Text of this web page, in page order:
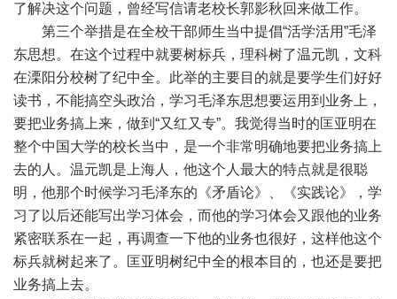
了解决这个问题，曾经写信请老校长郭影秋回来做工作。
第三个举措是在全校干部师生当中提倡“活学活用”毛泽
东思想。在这个过程中就要树标兵，理科树了温元凯，文科
在溧阳分校树了纪中全。此举的主要目的就是要学生们好好
读书，不能搞空头政治，学习毛泽东思想要运用到业务上，
要把业务搞上来，做到“又红又专”。我觉得当时的匡亚明在
整个中国大学的校长当中，是一个非常明确地要把业务搞上
去的人。温元凯是上海人，他这个人最大的特点就是很聪
明，他那个时候学习毛泽东的《矛盾论》、《实践论》，学
习了以后还能写出学习体会，而他的学习体会又跟他的业务
紧密联系在一起，再调查一下他的业务也很好，这样他这个
标兵就树起来了。匡亚明树纪中全的根本目的，也还是要把
业务搞上去。